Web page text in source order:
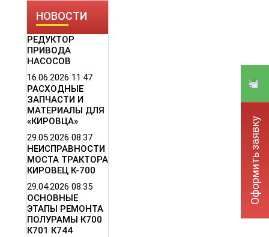
НОВОСТИ
РЕДУКТОР
ПРИВОДА
НАСОСОВ
16.06.2026 11:47
РАСХОДНЫЕ
ЗАПЧАСТИ И
МАТЕРИАЛЫ ДЛЯ
«КИРОВЦА»
29.05.2026 08:37
НЕИСПРАВНОСТИ
МОСТА ТРАКТОРА
КИРОВЕЦ К-700
29.04.2026 08:35
ОСНОВНЫЕ
ЭТАПЫ РЕМОНТА
ПОЛУРАМЫ К700
К701 К744
Оформить заявку